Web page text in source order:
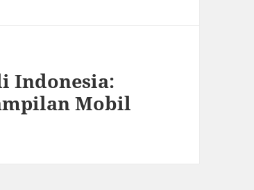
Indonesia:
Mobil